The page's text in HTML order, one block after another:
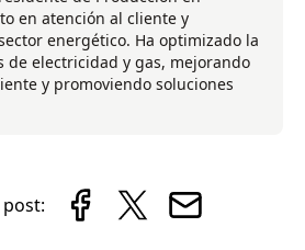
en atención al cliente y
energético. Ha optimizado la
de electricidad y gas, mejorando
y promoviendo soluciones